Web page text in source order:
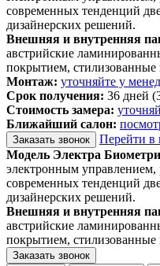
современных тенденций
дизайнерских решений.
Внешняя и внутренняя
австрийские
покрытием, стилизованные
Монтаж: уточняйте у
Срок получения: 36 дней
Стоимость замера:
Ближайший салон:
Заказать звонок
Перейти в
Модель Электра
электронным управлением,
современных тенденций
дизайнерских решений.
Внешняя и внутренняя
австрийские
покрытием, стилизованные
Заказать звонок